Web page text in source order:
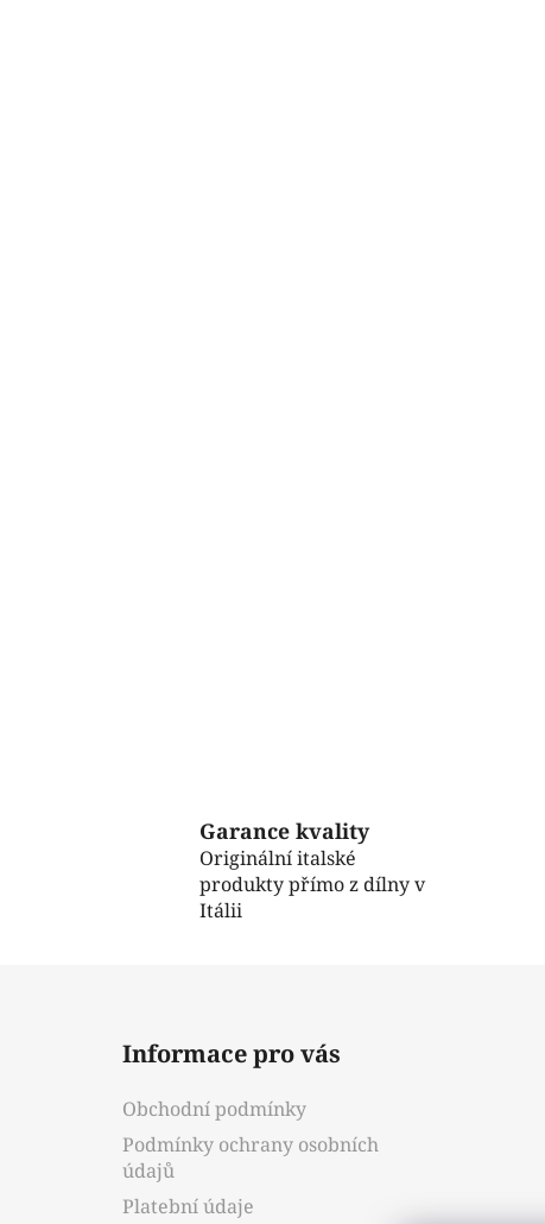
Garance kvality
Originální italské
produkty přímo z dílny v
Itálii
Informace pro vás
Obchodní podmínky
Podmínky ochrany osobních
údajů
Platební údaje